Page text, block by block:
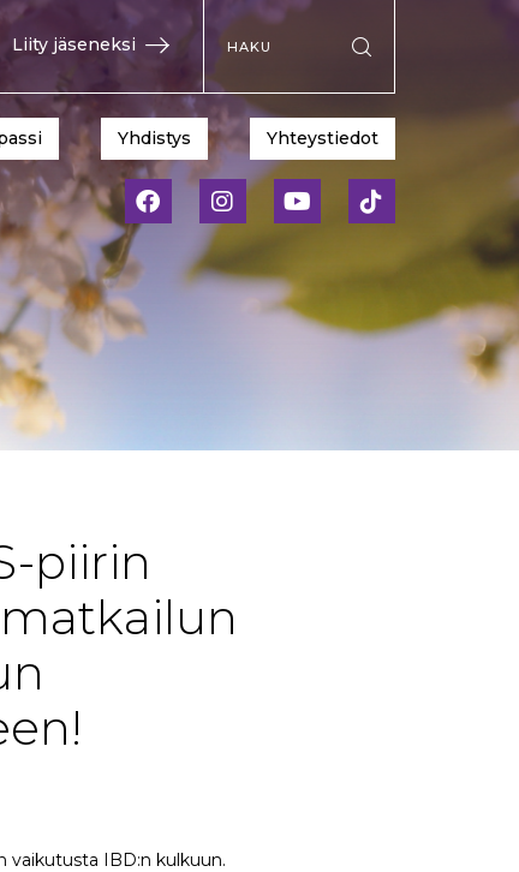
Liity jäseneksi
Hae sivustolta
Yhdistys Yhteystiedot
piirin
vaikutusta IBD:n kulkuun.